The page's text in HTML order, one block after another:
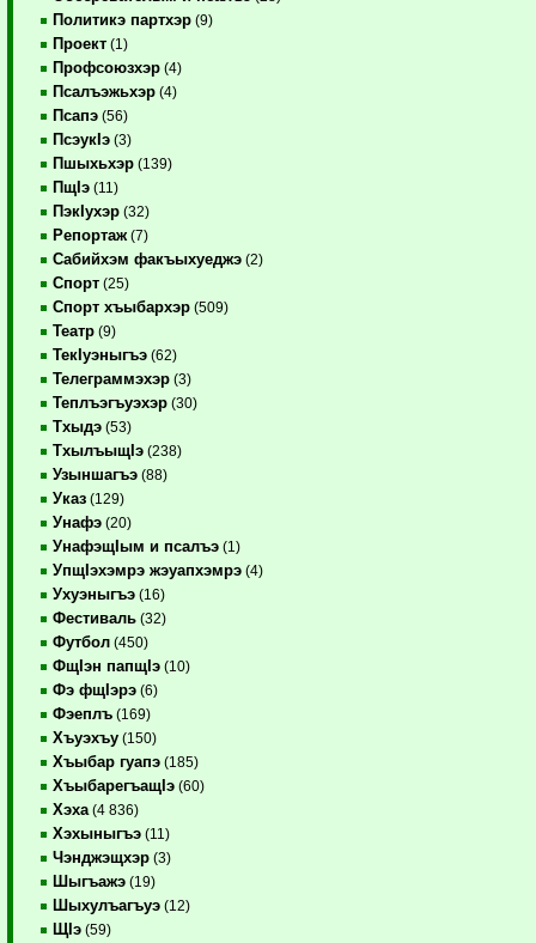
Политикэ партхэр (9)
Проект (1)
Профсоюзхэр (4)
Псалъэжьхэр (4)
Псапэ (56)
ПсэукIэ (3)
Пшыхьхэр (139)
ПщIэ (11)
ПэкIухэр (32)
Репортаж (7)
Сабийхэм факъыхуеджэ (2)
Спорт (25)
Спорт хъыбархэр (509)
Театр (9)
ТекIуэныгъэ (62)
Телеграммэхэр (3)
Теплъэгъуэхэр (30)
Тхыдэ (53)
ТхылъыщIэ (238)
Узыншагъэ (88)
Указ (129)
Унафэ (20)
УнафэщIым и псалъэ (1)
УпщIэхэмрэ жэуапхэмрэ (4)
Ухуэныгъэ (16)
Фестиваль (32)
Футбол (450)
ФщIэн папщIэ (10)
Фэ фщIэрэ (6)
Фэеплъ (169)
Хъуэхъу (150)
Хъыбар гуапэ (185)
ХъыбарегъащIэ (60)
Хэха (4 836)
Хэхыныгъэ (11)
Чэнджэщхэр (3)
Шыгъажэ (19)
Шыхулъагъуэ (12)
ЩIэ (59)